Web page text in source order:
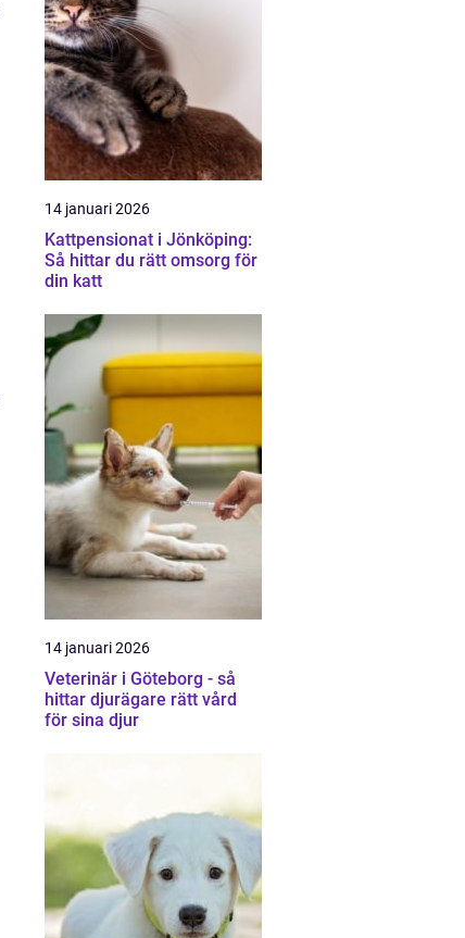
14 januari 2026
Kattpensionat i Jönköping:
Så hittar du rätt omsorg för
din katt
14 januari 2026
Veterinär i Göteborg - så
hittar djurägare rätt vård
för sina djur